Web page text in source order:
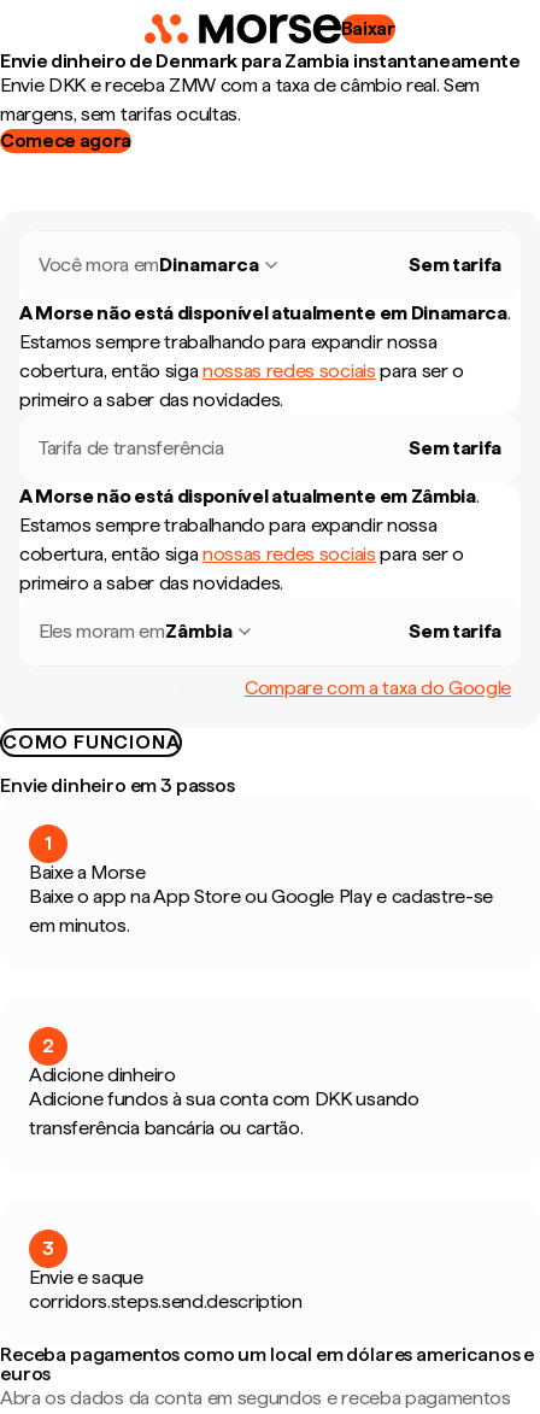
Baixar
Envie dinheiro de Denmark para Zambia instantaneamente
Envie DKK e receba ZMW com a taxa de câmbio real. Sem
margens, sem tarifas ocultas.
Comece agora
Você mora emDinamarca Sem tarifa
A Morse não está disponível atualmente em Dinamarca.
Estamos sempre trabalhando para expandir nossa
cobertura, então siganossas redes sociais para ser o
primeiro a saber das novidades.
Tarifa de transferência Sem tarifa
A Morse não está disponível atualmente em Zâmbia.
Estamos sempre trabalhando para expandir nossa
cobertura, então siganossas redes sociais para ser o
primeiro a saber das novidades.
Eles moram emZâmbia Sem tarifa
Compare com a taxa do Google
COMO FUNCIONA
Envie dinheiro em 3 passos
1
Baixe a Morse
Baixe o app na App Store ou Google Play e cadastre-se
em minutos.
2
Adicione dinheiro
Adicione fundos à sua conta com DKK usando
transferência bancária ou cartão.
3
Envie e saque
corridors.steps.send.description
Receba pagamentos como um local em dólares americanos e
euros
Abra os dados da conta em segundos e receba pagamentos